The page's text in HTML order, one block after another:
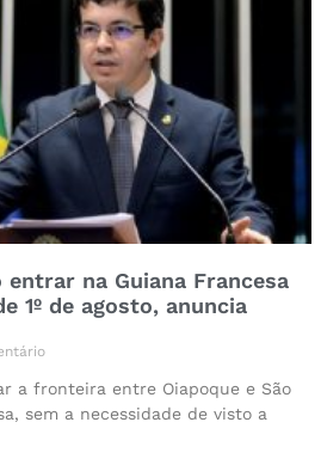
na Guiana Francesa
1º de agosto, anuncia
a fronteira entre Oiapoque e São
sem a necessidade de visto a